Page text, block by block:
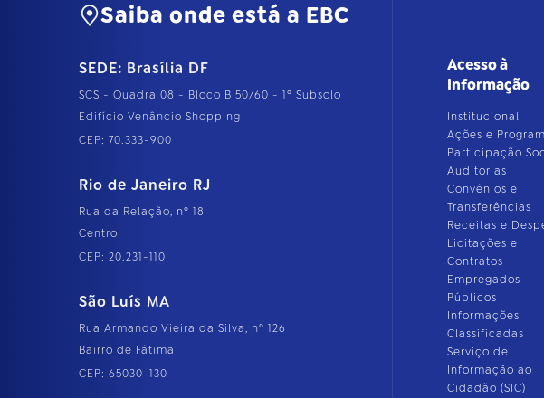
Saiba onde está a EBC
SEDE: Brasília DF
SCS - Quadra 08 - Bloco B 50/60 - 1º Subsolo
Edifício Venâncio Shopping
CEP: 70.333-900
Rio de Janeiro RJ
Rua da Relação, nº 18
Centro
CEP: 20.231-110
São Luís MA
Rua Armando Vieira da Silva, nº 126
Bairro de Fátima
CEP: 65030-130
Acesso à
Informação
Institucional
Ações e
Participação
Auditorias
Convênios e
Transferências
Receitas e
Licitações e
Contratos
Empregados
Públicos
Informações
Classificadas
Serviço de
Informação ao
Cidadão (SIC)